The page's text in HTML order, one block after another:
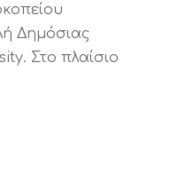
Δημόσιας
Στο πλαίσιο